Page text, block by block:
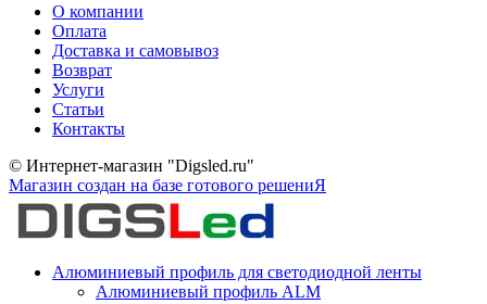
О компании
Оплата
Доставка и самовывоз
Возврат
Услуги
Статьи
Контакты
© Интернет-магазин "Digsled.ru"
Магазин создан на базе готового решениЯ
Алюминиевый профиль для светодиодной ленты
Алюминиевый профиль ALM